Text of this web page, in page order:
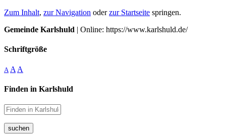
Zum Inhalt, zur Navigation oderzur Startseite springen.
Gemeinde Karlshuld | Online: https://www.karlshuld.de/
Schriftgröße
A A A
Finden in Karlshuld
suchen